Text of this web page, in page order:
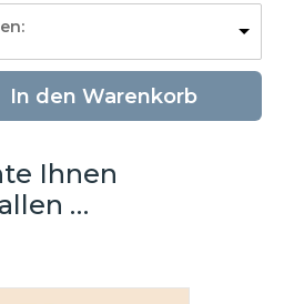
In den Warenkorb
Ihnen
…